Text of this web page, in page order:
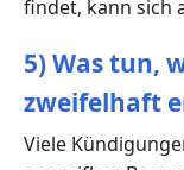
findet, kann sich
5) Was tun,
zweifelhaft
Viele